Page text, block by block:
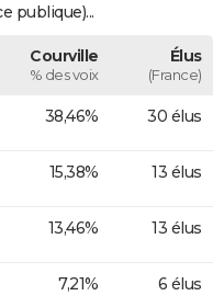
publique)...
Courville
% des voix
Élus
(France)
38,46% 30 élus
15,38% 13 élus
13,46% 13 élus
7,21% 6 élus